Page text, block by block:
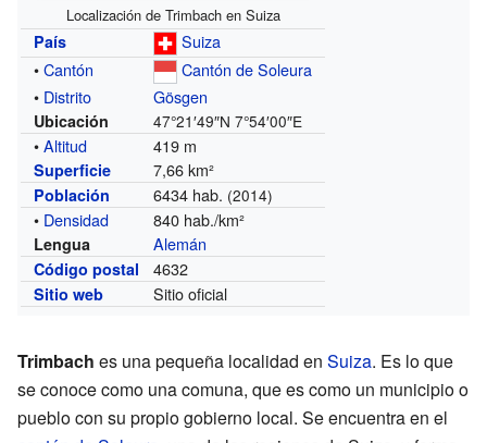
Localización de Trimbach en Suiza
País
Suiza
•Cantón
Cantón de Soleura
• Distrito Gösgen
Ubicación 47°21′49″N 7°54′00″E
•Altitud 419 m
Superficie 7,66 km²
Población 6434 hab. (2014)
• Densidad 840 hab./km²
Lengua Alemán
Código postal 4632
Sitio web Sitio oficial
Trimbach es una pequeña localidad en Suiza. Es lo que
se conoce como una comuna, que es como un municipio o
pueblo con su propio gobierno local. Se encuentra en el